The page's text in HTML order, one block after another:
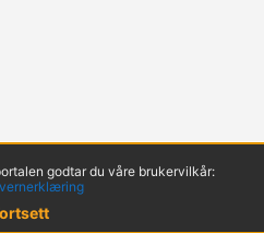
godtar du våre brukervilkår: